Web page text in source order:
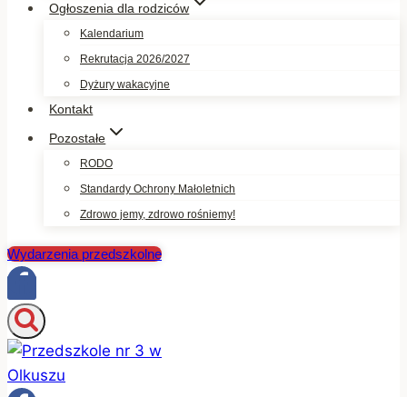
Ogłoszenia dla rodziców
Kalendarium
Rekrutacja 2026/2027
Dyżury wakacyjne
Kontakt
Pozostałe
RODO
Standardy Ochrony Małoletnich
Zdrowo jemy, zdrowo rośniemy!
Wydarzenia przedszkolne